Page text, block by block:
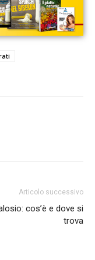
Articolo successivo
cos’è e dove si
trova